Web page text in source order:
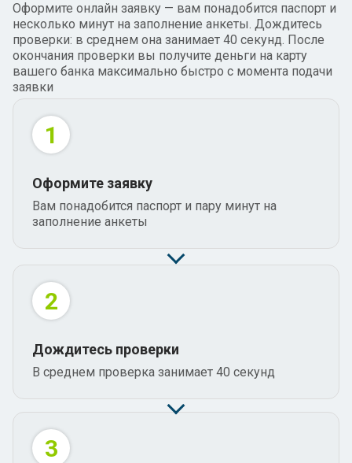
Оформите онлайн заявку — вам понадобится паспорт и
несколько минут на заполнение анкеты. Дождитесь
проверки: в среднем она занимает 40 секунд. После
окончания проверки вы получите деньги на карту
вашего банка максимально быстро с момента подачи
заявки
1
Оформите заявку
Вам понадобится паспорт и пару минут на
заполнение анкеты
2
Дождитесь проверки
В среднем проверка занимает 40 секунд
3